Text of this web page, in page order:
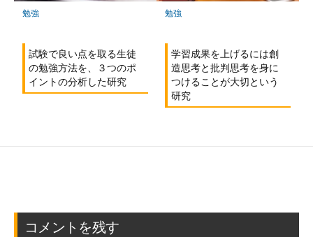
勉強
試験で良い点を取る生徒
の勉強方法を、３つのポ
イントの分析した研究
勉強
学習成果を上げるには創
造思考と批判思考を身に
つけることが大切という
研究
コメントを残す